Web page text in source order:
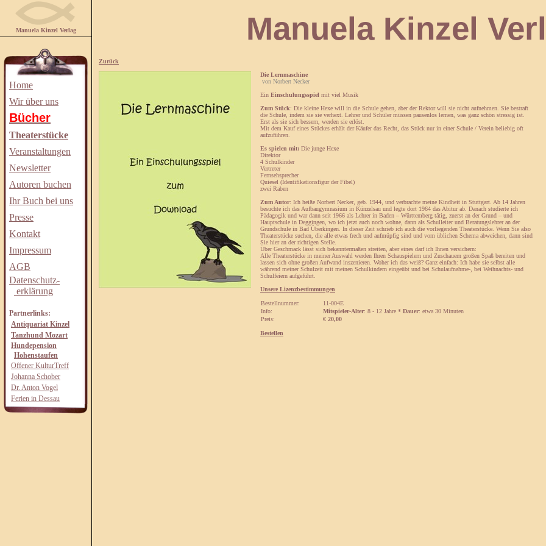
Manuela Kinzel Verlag
Home
Wir über uns
Bücher
Theaterstücke
Veranstaltungen
Newsletter
Autoren buchen
Ihr Buch bei uns
Presse
Kontakt
Impressum
AGB
Datenschutz-
erklärung
Partnerlinks:
Antiquariat Kinzel
Tanzhund Mozart
Hundepension
Hohenstaufen
Offener KulturTreff
Johanna Schober
Dr. Anton Vogel
Ferien in Dessau
Manuela Kinzel
Zurück
Die Lernmaschine
von Norbert Necker
Ein Einschulungsspiel mit viel Musik
Zum Stück: Die kleine Hexe will in die Schule gehen, aber der Rektor will sie nicht aufnehmen. Sie bestraft
die Schule, indem sie sie verhext. Lehrer und Schüler müssen pausenlos lernen, was ganz schön stressig ist.
Erst als sie sich bessern, werden sie erlöst.
Mit dem Kauf eines Stückes erhält der Käufer das Recht, das Stück nur in einer Schule / Verein beliebig oft
aufzuführen.
Es spielen mit: Die junge Hexe
Direktor
4 Schulkinder
Vertreter
Fernsehsprecher
Quiesel (Identifikationsfigur der Fibel)
zwei Raben
Zum Autor: Ich heiße Norbert Necker, geb. 1944, und verbrachte meine Kindheit in Stuttgart. Ab 14 Jahren
besuchte ich das Aufbaugymnasium in Künzelsau und legte dort 1964 das Abitur ab. Danach studierte ich
Pädagogik und war dann seit 1966 als Lehrer in Baden – Württemberg tätig, zuerst an der Grund – und
Hauptschule in Deggingen, wo ich jetzt auch noch wohne, dann als Schulleiter und Beratungslehrer an der
Grundschule in Bad Überkingen. In dieser Zeit schrieb ich auch die vorliegenden Theaterstücke. Wenn Sie also
Theaterstücke suchen, die alle etwas frech und aufmüpfig sind und vom üblichen Schema abweichen, dann sind
Sie hier an der richtigen Stelle.
Über Geschmack lässt sich bekanntermaßen streiten, aber eines darf ich Ihnen versichern:
Alle Theaterstücke in meiner Auswahl werden Ihren Schauspielern und Zuschauern großen Spaß bereiten und
lassen sich ohne großen Aufwand inszenieren. Woher ich das weiß? Ganz einfach: Ich habe sie selbst alle
während meiner Schulzeit mit meinen Schulkindern eingeübt und bei Schulaufnahme-, bei Weihnachts- und
Schulfeiern aufgeführt.
Unsere Lizenzbestimmungen
Bestellnummer:
11-004E
Info:
Mitspieler-Alter: 8 - 12 Jahre * Dauer: etwa 30 Minuten
Preis:
€ 20,00
Bestellen